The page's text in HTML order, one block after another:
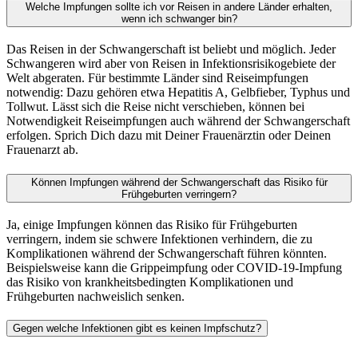
Welche Impfungen sollte ich vor Reisen in andere Länder erhalten,
wenn ich schwanger bin?
Das Reisen in der Schwangerschaft ist beliebt und möglich. Jeder
Schwangeren wird aber von Reisen in Infektionsrisikogebiete der
Welt abgeraten. Für bestimmte Länder sind Reiseimpfungen
notwendig: Dazu gehören etwa Hepatitis A, Gelbfieber, Typhus und
Tollwut. Lässt sich die Reise nicht verschieben, können bei
Notwendigkeit Reiseimpfungen auch während der Schwangerschaft
erfolgen. Sprich Dich dazu mit Deiner Frauenärztin oder Deinen
Frauenarzt ab.
Können Impfungen während der Schwangerschaft das Risiko für
Frühgeburten verringern?
Ja, einige Impfungen können das Risiko für Frühgeburten
verringern, indem sie schwere Infektionen verhindern, die zu
Komplikationen während der Schwangerschaft führen könnten.
Beispielsweise kann die Grippeimpfung oder COVID-19-Impfung
das Risiko von krankheitsbedingten Komplikationen und
Frühgeburten nachweislich senken.
Gegen welche Infektionen gibt es keinen Impfschutz?